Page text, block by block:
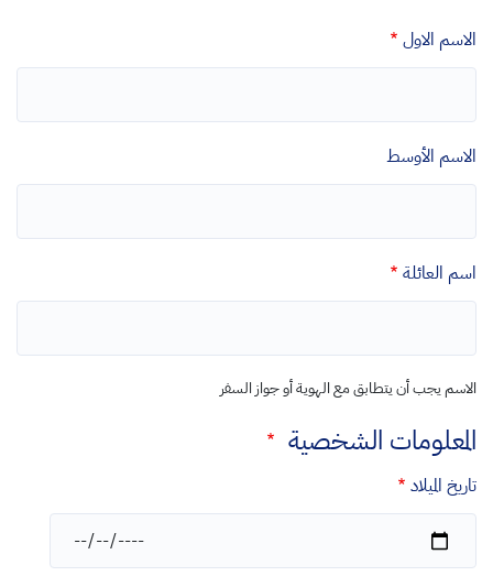
الاسم الاول
الاسم الأوسط
اسم العائلة
الاسم يجب أن يتطابق مع الهوية أو جواز السفر
المعلومات الشخصية
تاريخ الميلاد
التاريخ